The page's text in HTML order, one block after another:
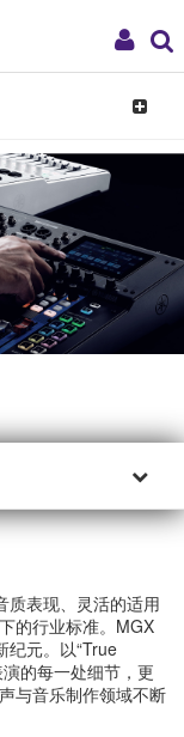
My
Toggle
质表现、灵活的适用
的行业标准。MGX
纪元。以“True
的每一处细节，更
与音乐制作领域不断